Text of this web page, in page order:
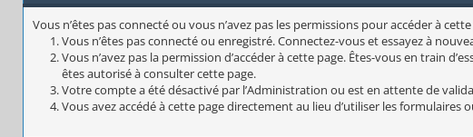
Vous n’êtes pas connecté ou vous n’avez pas les permissions pour accéder à
Vous n’êtes pas connecté ou enregistré. Connectez-vous et essayez à
Vous n’avez pas la permission d’accéder à cette page. Êtes-vous en train
êtes autorisé à consulter cette page.
Votre compte a été désactivé par l’Administration ou est en attente de
Vous avez accédé à cette page directement au lieu d’utiliser les formulaires